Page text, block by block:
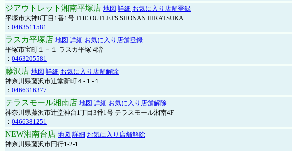
ジアウトレット湘南平塚店 地図 詳細 お気に入り店舗登録
平塚市大神8丁目1番1号 THE OUTLETS SHONAN HIRATSUKA
： 0463511581
ラスカ平塚店 地図 詳細 お気に入り店舗登録
平塚市宝町１－１ ラスカ平塚 4階
： 0463205581
藤沢店 地図 詳細 お気に入り店舗解除
神奈川県藤沢市辻堂新町４-１-１
： 0466316377
テラスモール湘南店 地図 詳細 お気に入り店舗解除
神奈川県藤沢市辻堂神台1丁目3番1号 テラスモール湘南4F
： 0466381251
NEW湘南台店 地図 詳細 お気に入り店舗解除
神奈川県藤沢市円行1-2-1